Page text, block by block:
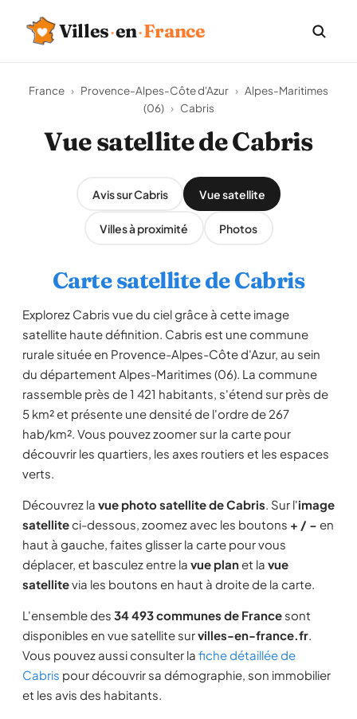
Villes·en·France
France › Provence-Alpes-Côte d'Azur › Alpes-Maritimes
(06) › Cabris
Vue satellite de Cabris
Avis sur Cabris Vue satellite
Villes à proximité Photos
Carte satellite de Cabris
Explorez Cabris vue du ciel grâce à cette image
satellite haute définition. Cabris est une commune
rurale située en Provence-Alpes-Côte d'Azur, au sein
du département Alpes-Maritimes (06). La commune
rassemble près de 1 421 habitants, s'étend sur près de
5 km² et présente une densité de l'ordre de 267
hab/km². Vous pouvez zoomer sur la carte pour
découvrir les quartiers, les axes routiers et les espaces
verts.
Découvrez la vue photo satellite de Cabris. Sur l'image
satelliteci-dessous, zoomez avec les boutons + / − en
haut à gauche, faites glisser la carte pour vous
déplacer, et basculez entre la vue planet la vue
satellitevia les boutons en haut à droite de la carte.
L'ensemble des 34 493 communes de France sont
disponibles en vue satellite survilles-en-france.fr.
Vous pouvez aussi consulter la fiche détaillée de
Cabris pour découvrir sa démographie, son immobilier
et les avis des habitants.